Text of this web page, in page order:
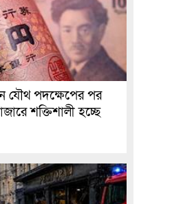
যৌথ পদক্ষেপের পর
শক্তিশালী হচ্ছে